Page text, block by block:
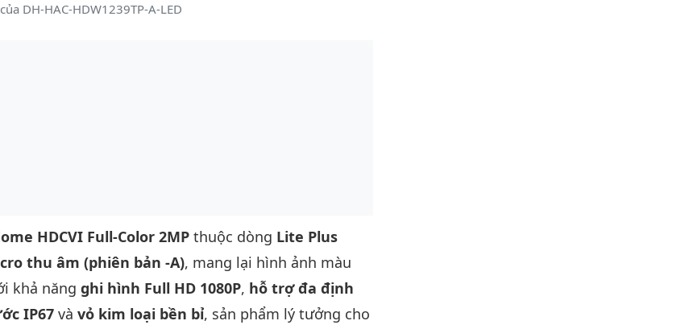
DH-HAC-HDW1239TP-A-LED
HDCVI Full-Color 2MP thuộc dòng Lite Plus
thu âm (phiên bản -A), mang lại hình ảnh màu
khả năng ghi hình Full HD 1080P, hỗ trợ đa định
IP67 và vỏ kim loại bền bỉ, sản phẩm lý tưởng cho